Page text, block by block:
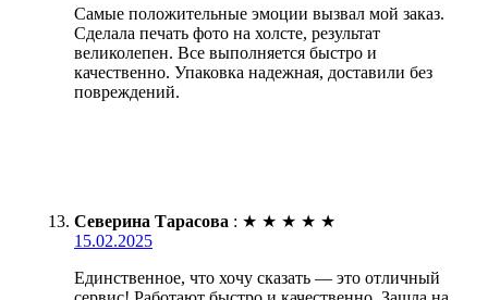
Самые положительные эмоции вызвал мой заказ.
Сделала печать фото на холсте, результат
великолепен. Все выполняется быстро и
качественно. Упаковка надежная, доставили без
повреждений.
Северина Тарасова : ★ ★ ★ ★ ★
15.02.2025
Единственное, что хочу сказать — это отличный